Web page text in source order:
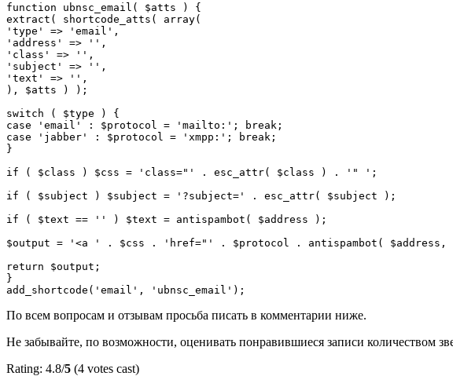
function ubnsc_email( $atts ) {
extract( shortcode_atts( array(
'type' => 'email',
'address' => '',
'class' => '',
'subject' => '',
'text' => '',
), $atts ) );
switch ( $type ) {
case 'email' : $protocol = 'mailto:'; break;
case 'jabber' : $protocol = 'xmpp:'; break;
}
if ( $class ) $css = 'class="' . esc_attr( $class ) . '" ';
if ( $subject ) $subject = '?subject=' . esc_attr( $subject );
if ( $text == '' ) $text = antispambot( $address );
$output = '<a ' . $css . 'href="' . $protocol . antispambot(
return $output;
}
По всем вопросам и отзывам просьба писать в комментарии ниже.
Не забывайте, по возможности, оценивать понравившиеся записи количеством
Rating: 4.8/5 (4 votes cast)